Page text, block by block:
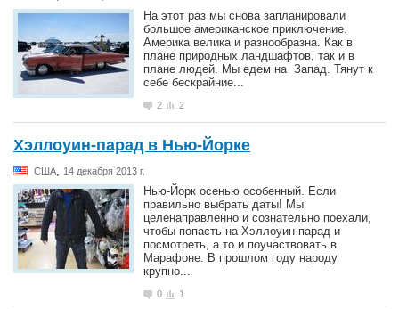
На этот раз мы снова запланировали
большое американское приключение.
Америка велика и разнообразна. Как в
плане природных ландшафтов, так и в
плане людей. Мы едем на Запад. Тянут к
себе бескрайние...
2 2
Хэллоуин-парад в Нью-Йорке
США, 14 декабря 2013 г.
Нью-Йорк осенью особенный. Если
правильно выбрать даты! Мы
целенаправленно и сознательно поехали,
чтобы попасть на Хэллоуин-парад и
посмотреть, а то и поучаствовать в
Марафоне. В прошлом году народу
крупно...
0 1